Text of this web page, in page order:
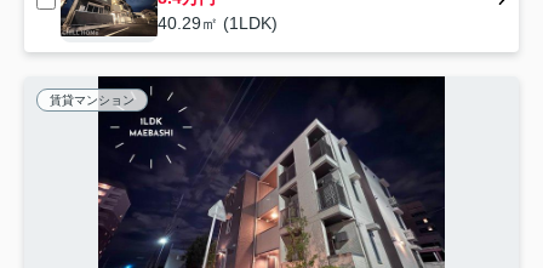
40.29㎡ (1LDK)
賃貸マンション